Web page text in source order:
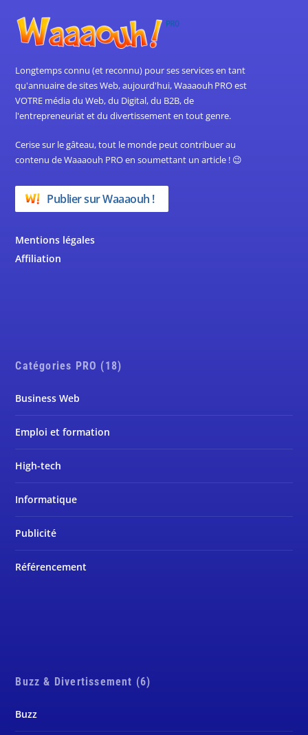
Longtemps connu (et reconnu) pour ses services en tant
qu'annuaire de sites Web, aujourd'hui, Waaaouh PRO est
VOTRE média du Web, du Digital, du B2B, de
l'entrepreneuriat et du divertissement en tout genre.
Cerise sur le gâteau, tout le monde peut contribuer au
contenu de Waaaouh PRO en soumettant un article ! 😉
Publier sur Waaaouh !
Mentions légales
Affiliation
Catégories PRO (18)
Business Web
Emploi et formation
High-tech
Informatique
Publicité
Référencement
Buzz & Divertissement (6)
Buzz